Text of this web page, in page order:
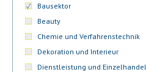
Bausektor
Beauty
Chemie und Verfahrenstechnik
Dekoration und Interieur
Dienstleistung und Einzelhandel